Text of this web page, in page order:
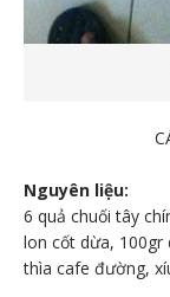
Nguyên liệu:
6 quả chuối tây
lon cốt dừa, 100gr
thìa cafe đường,